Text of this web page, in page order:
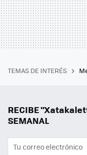
TEMAS DE INTERÉS
RECIBE
SEMANAL